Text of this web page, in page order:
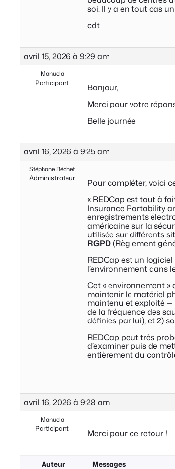
soi. Il y a en tout cas
cdt
avril 15, 2026 à 9:29 am
Manuela
Participant
Bonjour,
Merci pour votre
Belle journée
avril 16, 2026 à 9:25 am
Stéphane Béchet
Administrateur Pour compléter, voici
« REDCap est tout à
Insurance Portability
enregistrements
américaine sur la
utilisée sur différents
RGPD(Règlement
REDCap est un logiciel
l’environnement dans
Cet « environnement »
maintenir le matériel
maintenu et exploité —
de la fréquence des
définies par lui), et 2)
REDCap peut très
d’examiner puis de
entièrement du
avril 16, 2026 à 9:28 am
Manuela
Participant Merci pour ce retour !
Auteur Messages